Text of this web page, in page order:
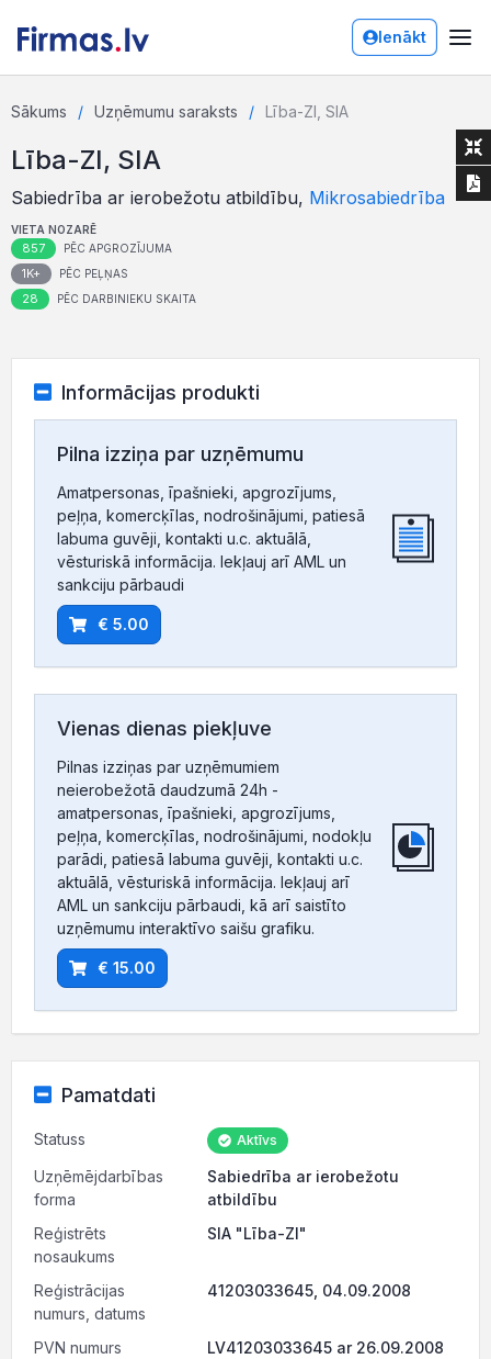
Ienākt
Sākums Uzņēmumu saraksts Lība-ZI, SIA
Lība-ZI, SIA
Sabiedrība ar ierobežotu atbildību, Mikrosabiedrība
VIETA NOZARĒ
857 PĒC APGROZĪJUMA
1K+ PĒC PEĻŅAS
28 PĒC DARBINIEKU SKAITA
Informācijas produkti
Pilna izziņa par uzņēmumu
Amatpersonas, īpašnieki, apgrozījums,
peļņa, komercķīlas, nodrošinājumi, patiesā
labuma guvēji, kontakti u.c. aktuālā,
vēsturiskā informācija. Iekļauj arī AML un
sankciju pārbaudi
€ 5.00
Vienas dienas piekļuve
Pilnas izziņas par uzņēmumiem
neierobežotā daudzumā 24h -
amatpersonas, īpašnieki, apgrozījums,
peļņa, komercķīlas, nodrošinājumi, nodokļu
parādi, patiesā labuma guvēji, kontakti u.c.
aktuālā, vēsturiskā informācija. Iekļauj arī
AML un sankciju pārbaudi, kā arī saistīto
uzņēmumu interaktīvo saišu grafiku.
€ 15.00
Pamatdati
Statuss Aktīvs
Uzņēmējdarbības
forma
Sabiedrība ar ierobežotu
atbildību
Reģistrēts
nosaukums
SIA "Lība-ZI"
Reģistrācijas
numurs, datums
41203033645, 04.09.2008
PVN numurs
LV41203033645 ar 26.09.2008